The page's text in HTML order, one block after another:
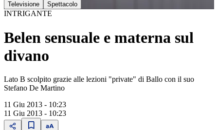
Televisione Spettacolo
INTRIGANTE
Belen sensuale e materna sul
divano
Lato B scolpito grazie alle lezioni "private" di Ballo con il suo
Stefano De Martino
11 Giu 2013 - 10:23
11 Giu 2013 - 10:23